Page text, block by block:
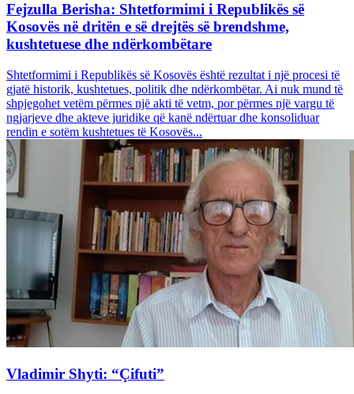
Fejzulla Berisha: Shtetformimi i Republikës së
Kosovës në dritën e së drejtës së brendshme,
kushtetuese dhe ndërkombëtare
Shtetformimi i Republikës së Kosovës është rezultat i një procesi të
gjatë historik, kushtetues, politik dhe ndërkombëtar. Ai nuk mund të
shpjegohet vetëm përmes një akti të vetm, por përmes një vargu të
ngjarjeve dhe akteve juridike që kanë ndërtuar dhe konsoliduar
rendin e sotëm kushtetues të Kosovës...
Vladimir Shyti: “Çifuti”